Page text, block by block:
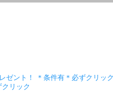
ゼント！ ＊条件有＊必ずクリック
リック